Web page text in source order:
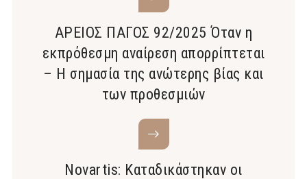
ΑΡΕΙΟΣ ΠΑΓΟΣ 92/2025 Όταν η
εκπρόθεσμη αναίρεση απορρίπτεται
– Η σημασία της ανώτερης βίας και
των προθεσμιών
Novartis: Καταδικάστηκαν οι